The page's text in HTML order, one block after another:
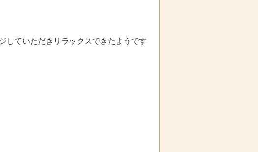
していただきリラックスできたようです